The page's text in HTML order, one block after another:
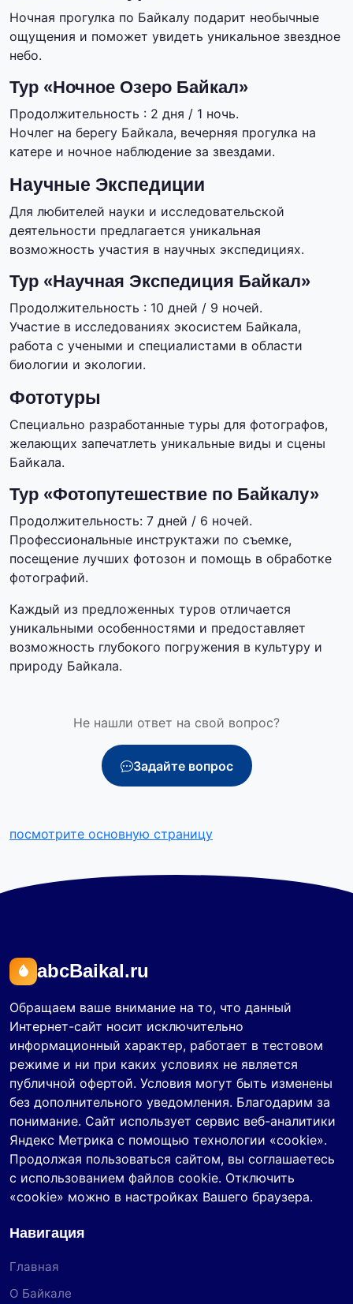
Ночная прогулка по Байкалу подарит необычные
ощущения и поможет увидеть уникальное звездное
небо.
Тур «Ночное Озеро Байкал»
Продолжительность : 2 дня / 1 ночь.
Ночлег на берегу Байкала, вечерняя прогулка на
катере и ночное наблюдение за звездами.
Научные Экспедиции
Для любителей науки и исследовательской
деятельности предлагается уникальная
возможность участия в научных экспедициях.
Тур «Научная Экспедиция Байкал»
Продолжительность : 10 дней / 9 ночей.
Участие в исследованиях экосистем Байкала,
работа с учеными и специалистами в области
биологии и экологии.
Фототуры
Специально разработанные туры для фотографов,
желающих запечатлеть уникальные виды и сцены
Байкала.
Тур «Фотопутешествие по Байкалу»
Продолжительность: 7 дней / 6 ночей.
Профессиональные инструктажи по съемке,
посещение лучших фотозон и помощь в обработке
фотографий.
Каждый из предложенных туров отличается
уникальными особенностями и предоставляет
возможность глубокого погружения в культуру и
природу Байкала.
Не нашли ответ на свой вопрос?
Задайте вопрос
посмотрите основную страницу
abcBaikal.ru
Обращаем ваше внимание на то, что данный
Интернет-сайт носит исключительно
информационный характер, работает в тестовом
режиме и ни при каких условиях не является
публичной офертой. Условия могут быть изменены
без дополнительного уведомления. Благодарим за
понимание. Сайт использует сервис веб-аналитики
Яндекс Метрика с помощью технологии «cookie».
Продолжая пользоваться сайтом, вы соглашаетесь
с использованием файлов cookie. Отключить
«cookie» можно в настройках Вашего браузера.
Навигация
Главная
О Байкале